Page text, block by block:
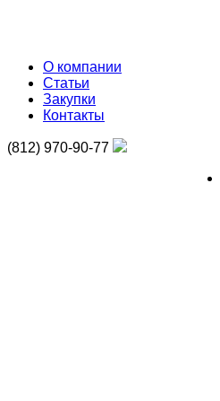
О компании
Статьи
Закупки
Контакты
(812) 970-90-77